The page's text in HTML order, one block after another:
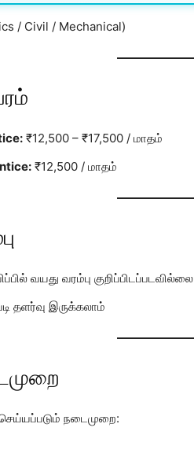
/ Civil / Mechanical)
₹12,500 – ₹17,500 / மாதம்
₹12,500 / மாதம்
வயது வரம்பு குறிப்பிடப்படவில்லை
தளர்வு இருக்கலாம்
நடைமுறை: